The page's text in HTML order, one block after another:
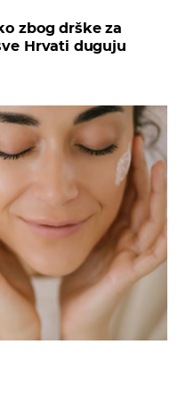
zbog drške za
Hrvati duguju